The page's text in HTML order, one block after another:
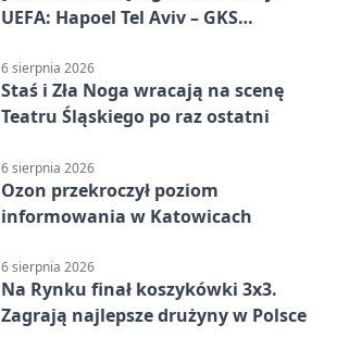
UEFA: Hapoel Tel Aviv – GKS
rundy kwalifikacyjnej
6 sierpnia 2026
Staś i Zła Noga wracają na scenę
Teatru Śląskiego po raz ostatni
6 sierpnia 2026
Ozon przekroczył poziom
informowania w Katowicach
6 sierpnia 2026
Na Rynku finał koszykówki 3x3.
Zagrają najlepsze drużyny w Polsce